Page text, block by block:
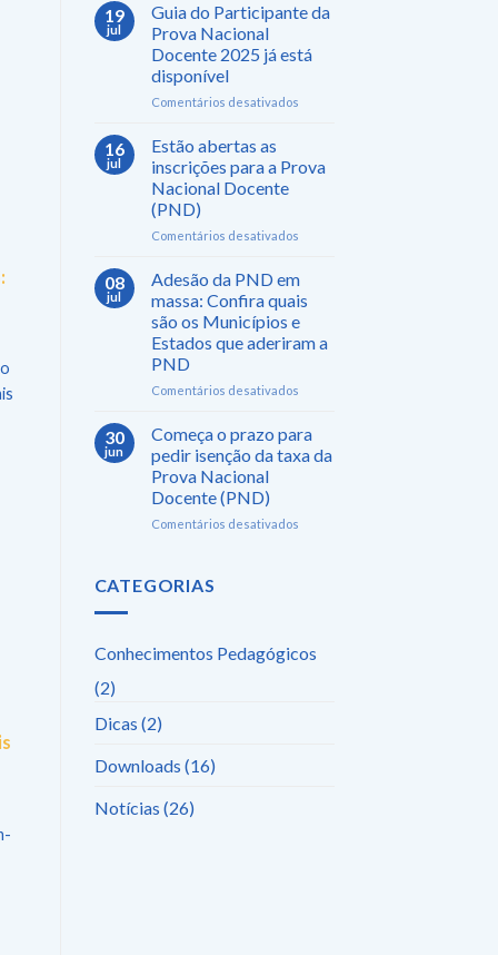
Processo
para
da
19
jul
Guia do Participante da
Prova Nacional
Docente 2025 já está
disponível
Comentários desativadosem
da
Docente
está
disponível
16
jul
Estão abertas as
inscrições para a Prova
Nacional Docente
(PND)
Comentários desativadosem
inscrições
para
a
Nacional
08
jul
Adesão da PND em
massa: Confira quais
são os Municípios e
Estados que aderiram a
PND
Comentários desativadosem
em
quais
aderiram
30
jun
Começa o prazo para
pedir isenção da taxa da
Prova Nacional
Docente (PND)
Comentários desativadosem
da
CATEGORIAS
Conhecimentos Pedagógicos
(2)
Dicas (2)
Downloads (16)
Notícias (26)